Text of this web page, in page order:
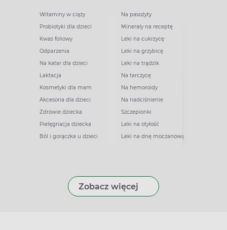
Witaminy w ciąży
Probiotyki dla dzieci
Kwas foliowy
Odparzenia
Na katar dla dzieci
Laktacja
Kosmetyki dla mam
Akcesoria dla dzieci
Zdrowie dziecka
Pielęgnacja dziecka
Ból i gorączka u dzieci
Na pasożyty
Minerały na receptę
Leki na cukrzycę
Leki na grzybicę
Leki na trądzik
Na tarczycę
Na hemoroidy
Na nadciśnienie
Szczepionki
Leki na otyłość
Leki na dnę moczanową
Zobacz więcej